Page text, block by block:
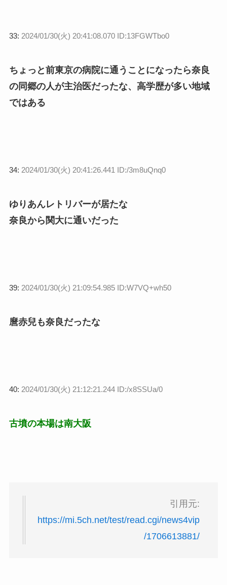
33: 2024/01/30(火) 20:41:08.070 ID:13FGWTbo0
ちょっと前東京の病院に通うことになったら奈良
の同郷の人が主治医だったな、高学歴が多い地域
ではある
34: 2024/01/30(火) 20:41:26.441 ID:/3m8uQnq0
ゆりあんレトリバーが居たな
奈良から関大に通いだった
39: 2024/01/30(火) 21:09:54.985 ID:W7VQ+wh50
麿赤兒も奈良だったな
40: 2024/01/30(火) 21:12:21.244 ID:/x8SSUa/0
古墳の本場は南大阪
引用元:
https://mi.5ch.net/test/read.cgi/news4vip
/1706613881/